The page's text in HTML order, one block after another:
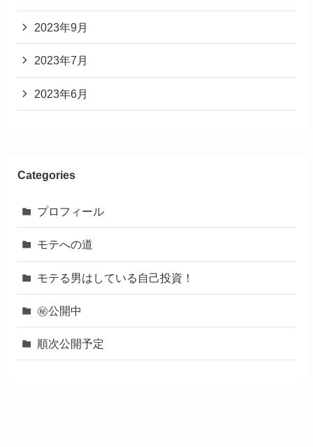
2023年9月
2023年7月
2023年6月
Categories
プロフィール
モテへの道
モテる男はしている自己投資！
㊙︎公開中
順次公開予定